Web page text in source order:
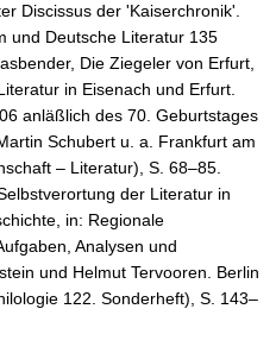
Discissus der 'Kaiserchronik'.
und Deutsche Literatur 135
Die Ziegeler von Erfurt,
in Eisenach und Erfurt.
anläßlich des 70. Geburtstages
Schubert u. a. Frankfurt am
– Literatur), S. 68–85.
der Literatur in
in: Regionale
Analysen und
und Helmut Tervooren. Berlin
122. Sonderheft), S. 143–